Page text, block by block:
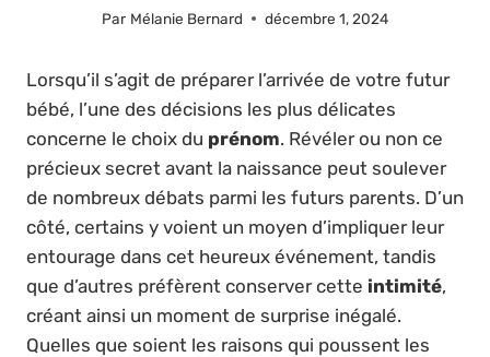
Par Mélanie Bernard décembre 1, 2024
Lorsqu’il s’agit de préparer l’arrivée de votre futur
bébé, l’une des décisions les plus délicates
concerne le choix du prénom. Révéler ou non ce
précieux secret avant la naissance peut soulever
de nombreux débats parmi les futurs parents. D’un
côté, certains y voient un moyen d’impliquer leur
entourage dans cet heureux événement, tandis
que d’autres préfèrent conserver cette intimité,
créant ainsi un moment de surprise inégalé.
Quelles que soient les raisons qui poussent les